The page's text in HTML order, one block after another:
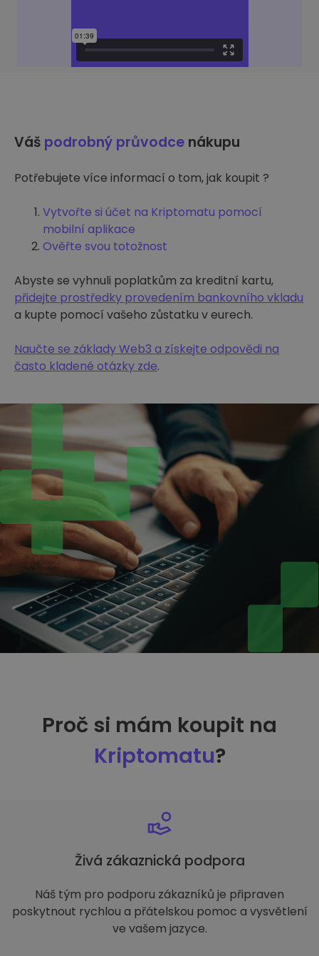
Váš podrobný průvodce nákupu
Potřebujete více informací o tom, jak koupit ?
Vytvořte si účet na Kriptomatu pomocí
mobilní aplikace
Ověřte svou totožnost
Abyste se vyhnuli poplatkům za kreditní kartu,
přidejte prostředky provedením bankovního vkladu
a kupte pomocí vašeho zůstatku v eurech.
Naučte se základy Web3 a získejte odpovědi na
často kladené otázky zde.
Proč si mám koupit na
Kriptomatu?
Živá zákaznická podpora
Náš tým pro podporu zákazníků je připraven
poskytnout rychlou a přátelskou pomoc a vysvětlení
ve vašem jazyce.